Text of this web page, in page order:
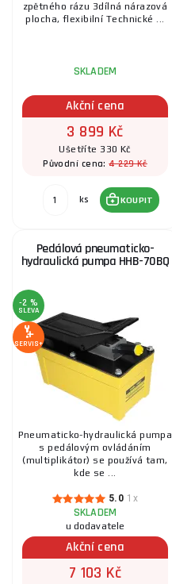
zpětného rázu 3dílná nárazová
plocha, flexibilní Technické ...
SKLADEM
Akční cena
3 899 Kč
Ušetříte 330 Kč
Původní cena:4 229 Kč
ks KOUPIT
Pedálová pneumaticko-
hydraulická pumpa HHB-70BQ
-2 %
SLEVA
SERVIS+
Pneumaticko-hydraulická pumpa
s pedálovým ovládáním
(multiplikátor) se používá tam,
kde se ...
5.0 1x
SKLADEM
u dodavatele
Akční cena
7 103 Kč